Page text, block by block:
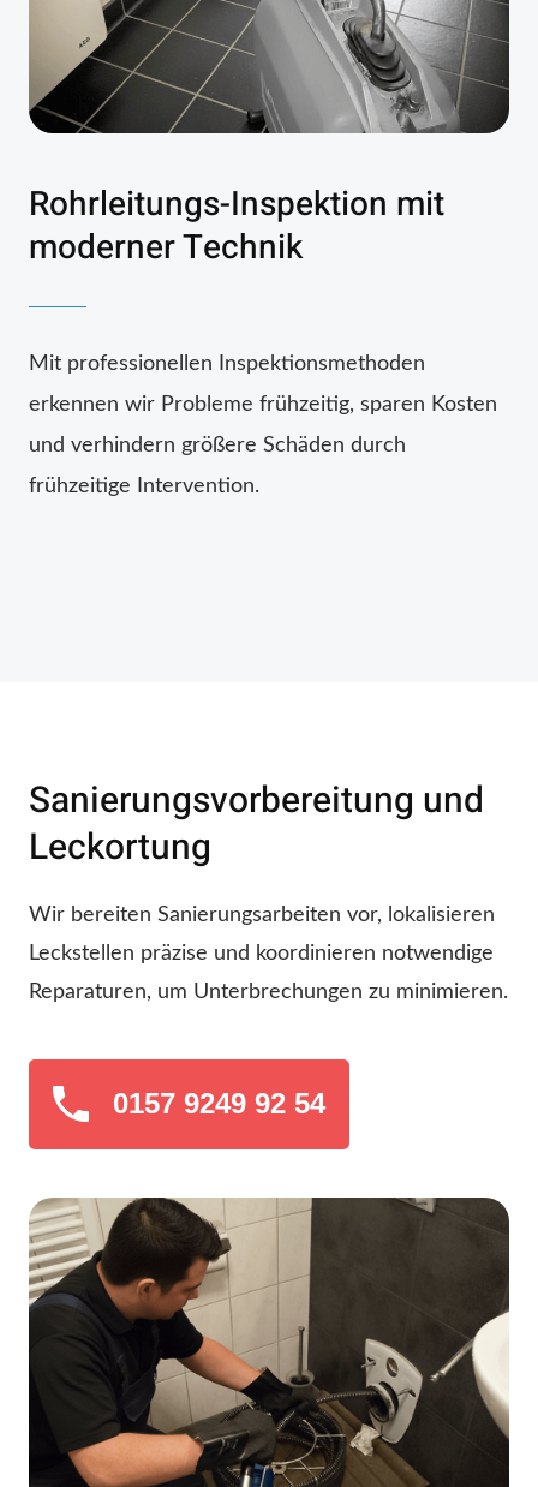
Rohrleitungs-Inspektion mit
moderner Technik
Mit professionellen Inspektionsmethoden
erkennen wir Probleme frühzeitig, sparen Kosten
und verhindern größere Schäden durch
frühzeitige Intervention.
Sanierungsvorbereitung und
Leckortung
Wir bereiten Sanierungsarbeiten vor, lokalisieren
Leckstellen präzise und koordinieren notwendige
Reparaturen, um Unterbrechungen zu minimieren.
0157 9249 92 54